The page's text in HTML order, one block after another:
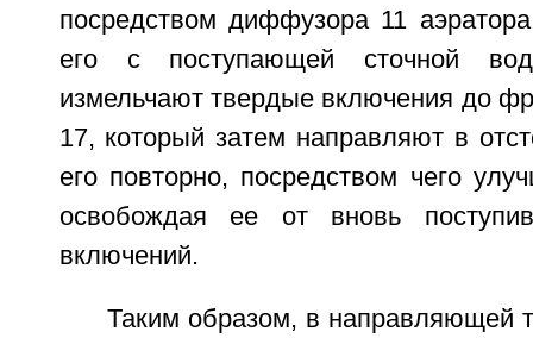
посредством диффузора 11
его с поступающей сточной
измельчают твердые включения до
17, который затем направляют в
его повторно, посредством чего
освобождая ее от вновь
включений.
Таким образом, в направляющей